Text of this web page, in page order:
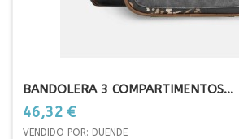
BANDOLERA 3 COMPARTIMENTOS...
Prezo
46,32 €
VENDIDO POR: DUENDE